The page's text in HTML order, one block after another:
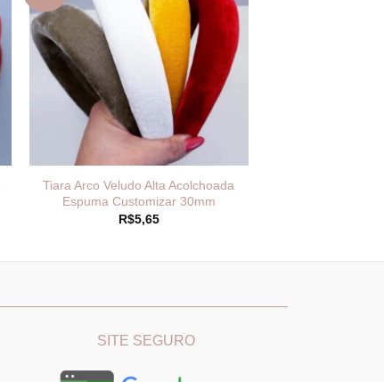
Tiara Arco Veludo Alta Acolchoada
Espuma Customizar 30mm
R$5,65
SITE SEGURO